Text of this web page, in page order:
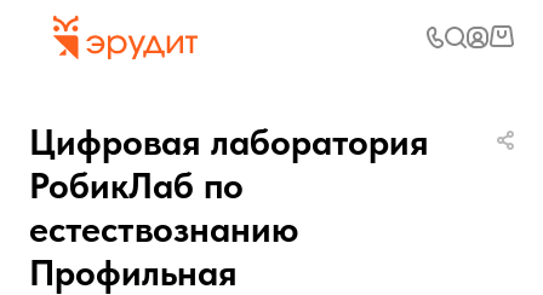
Цифровая лаборатория
РобикЛаб по
естествознанию
Профильная